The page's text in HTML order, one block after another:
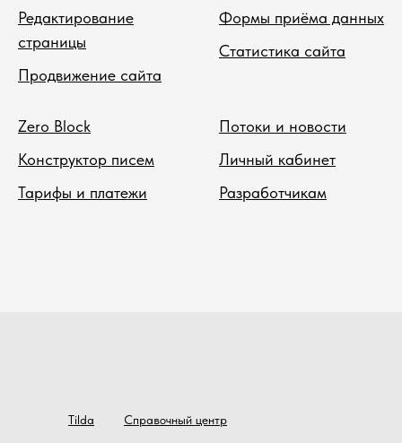
Редактирование
страницы
Продвижение сайта
Формы приёма данных
Статистика сайта
Zero Block
Конструктор писем
Тарифы и платежи
Потоки и новости
Личный кабинет
Разработчикам
Tilda Справочный центр